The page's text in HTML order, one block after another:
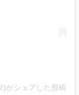
がシェアした投稿